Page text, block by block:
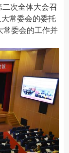
次全体大会召
常委会的委托
常委会的工作并